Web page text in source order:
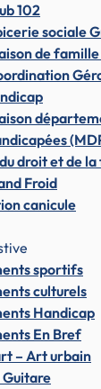
102
sociale
de
droit et de
Froid
canicule
sportifs
culturels
Handicap
En Bref
– Art urbain
Guitare